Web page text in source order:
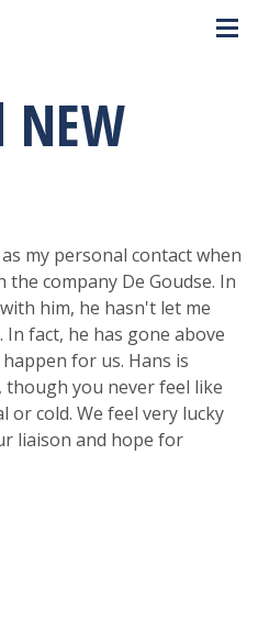
NEW
my personal contact when
company De Goudse. In
him, he hasn't let me
In fact, he has gone above
for us. Hans is
you never feel like
or cold. We feel very lucky
liaison and hope for